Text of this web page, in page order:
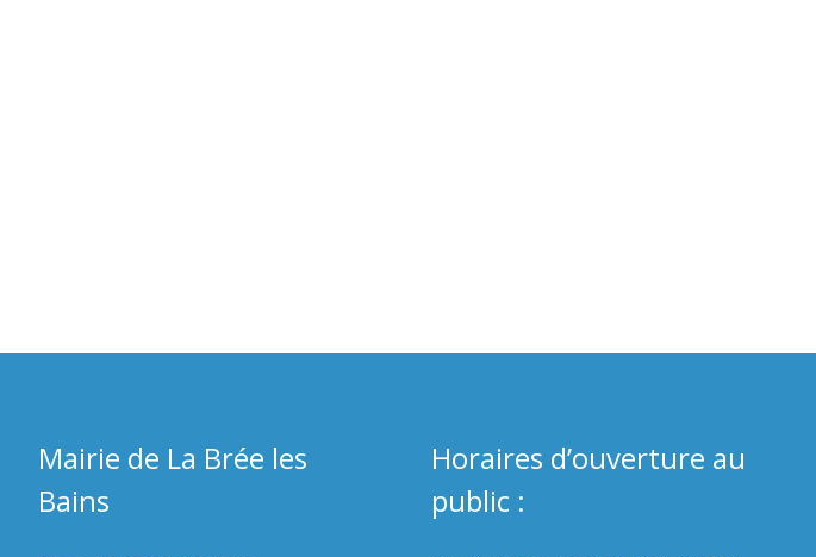
Mairie de La Brée les
Bains
Horaires d’ouverture au
public :